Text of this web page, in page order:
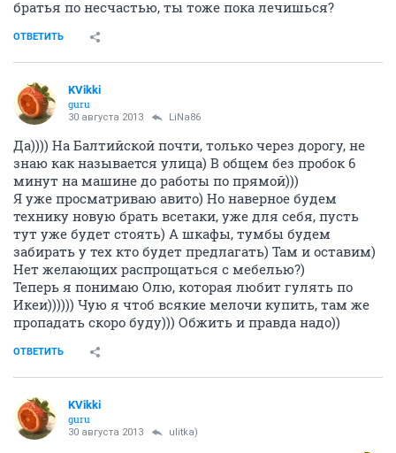
братья по несчастью, ты тоже пока лечишься?
ОТВЕТИТЬ
KVikki
guru
30 августа 2013 LiNa86
Да)))) На Балтийской почти, только через дорогу, не
знаю как называется улица) В общем без пробок 6
минут на машине до работы по прямой)))
Я уже просматриваю авито) Но наверное будем
технику новую брать всетаки, уже для себя, пусть
тут уже будет стоять) А шкафы, тумбы будем
забирать у тех кто будет предлагать) Там и оставим)
Нет желающих распрощаться с мебелью?)
Теперь я понимаю Олю, которая любит гулять по
Икеи)))))) Чую я чтоб всякие мелочи купить, там же
пропадать скоро буду))) Обжить и правда надо))
ОТВЕТИТЬ
KVikki
guru
30 августа 2013 ulitka)